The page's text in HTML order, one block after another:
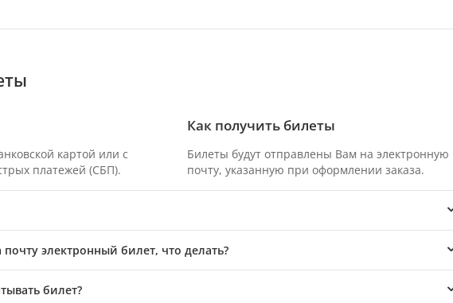
картой или с
платежей (СБП).
Как получить билеты
Билеты будут отправлены Вам на электронную
почту, указанную при оформлении заказа.
электронный билет, что делать?
билет?